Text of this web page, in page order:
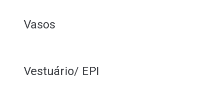
Vasos
Vestuário/ EPI